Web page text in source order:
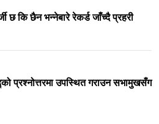
छ कि छैन भन्नेबारे रेकर्ड जाँच्दै प्रहरी
प्रश्नोत्तरमा उपस्थित गराउन सभामुखसँग